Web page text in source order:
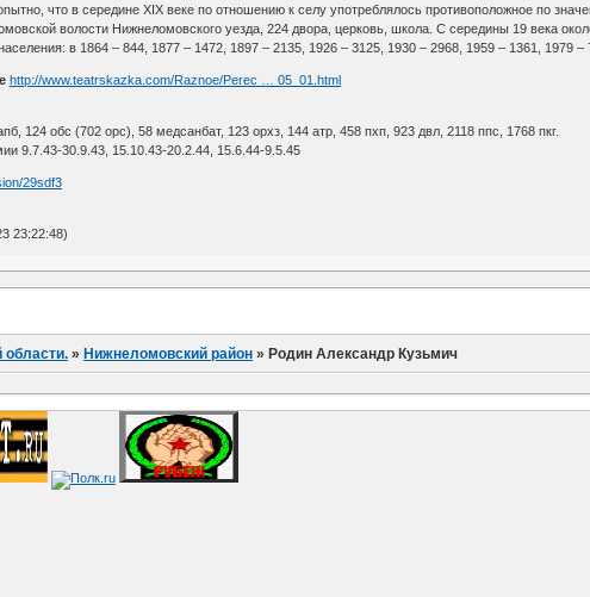
что в середине XIX веке по отношению к селу употреблялось противоположное по
волости Нижнеломовского уезда, 224 двора, церковь, школа. С середины 19 века
в 1864 – 844, 1877 – 1472, 1897 – 2135, 1926 – 3125, 1930 – 2968, 1959 – 1361, 1979 –
http://www.teatrskazka.com/Raznoe/Perec … 05_01.html
124 обс (702 орс), 58 медсанбат, 123 орхз, 144 атр, 458 пхп, 923 двл, 2118 ппс, 1768 пкг.
9.7.43-30.9.43, 15.10.43-20.2.44, 15.6.44-9.5.45
29sdf3
23:22:48)
области. » Нижнеломовский район » Родин Александр Кузьмич